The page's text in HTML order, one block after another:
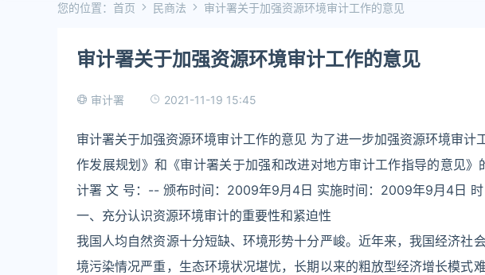
您的位置： 首页 民商法 审计署关于加强资源环境审计工作的意见
审计署关于加强资源环境审计工作的意见
审计署 2021-11-19 15:45
审计署关于加强资源环境审计工作的意见 为了进一步加强资源环境审
作发展规划》和《审计署关于加强和改进对地方审计工作指导的意见
计署 文 号：-- 颁布时间：2009年9月4日 实施时间：2009年9月4日
一、充分认识资源环境审计的重要性和紧迫性
我国人均自然资源十分短缺、环境形势十分严峻。近年来，我国经济社
境污染情况严重，生态环境状况堪忧，长期以来的粗放型经济增长模式